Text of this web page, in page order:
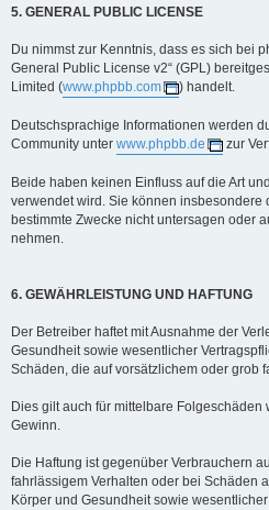
5. GENERAL PUBLIC LICENSE
Du nimmst zur Kenntnis, dass es sich bei
General Public License v2“ (GPL)
Limited (www.phpbb.com ) handelt.
Deutschsprachige Informationen werden
Community unter www.phpbb.de zur
Beide haben keinen Einfluss auf die Art
verwendet wird. Sie können insbesondere
bestimmte Zwecke nicht untersagen oder
nehmen.
6. GEWÄHRLEISTUNG UND HAFTUNG
Der Betreiber haftet mit Ausnahme der
Gesundheit sowie wesentlicher
Schäden, die auf vorsätzlichem oder grob
Dies gilt auch für mittelbare
Gewinn.
Die Haftung ist gegenüber Verbrauchern
fahrlässigem Verhalten oder bei Schäden
Körper und Gesundheit sowie